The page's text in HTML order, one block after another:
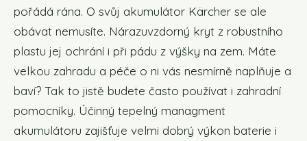
pořádá rána. O svůj akumulátor Kärcher se ale
obávat nemusíte. Nárazuvzdorný kryt z robustního
plastu jej ochrání i při pádu z výšky na zem. Máte
velkou zahradu a péče o ni vás nesmírně naplňuje a
baví? Tak to jistě budete často používat i zahradní
pomocníky. Účinný tepelný managment
akumulátoru zajišťuje velmi dobrý výkon baterie i